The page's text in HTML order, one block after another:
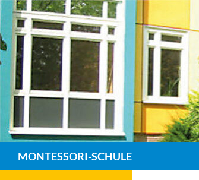
Zum
Inhalt
springen
MONTESSORI-SCHULE